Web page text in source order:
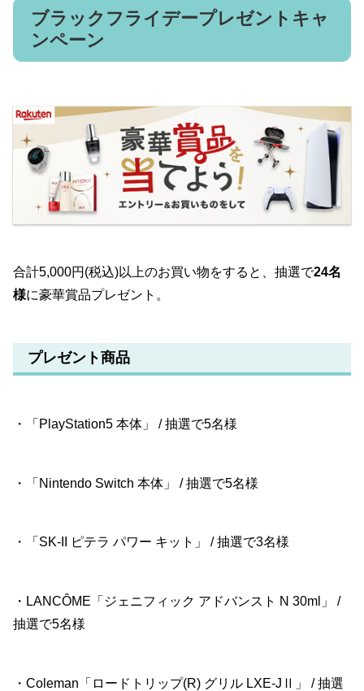
ブラックフライデープレゼントキャ
ンペーン
合計5,000円(税込)以上のお買い物をすると、抽選で24名
様に豪華賞品プレゼント。
プレゼント商品
・「PlayStation5 本体」 / 抽選で5名様
・「Nintendo Switch 本体」 / 抽選で5名様
・「SK-II ピテラ パワー キット」 / 抽選で3名様
・LANCÔME「ジェニフィック アドバンスト N 30ml」 /
抽選で5名様
・Coleman「ロードトリップ(R) グリル LXE-JⅡ」 / 抽選